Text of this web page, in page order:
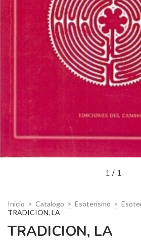
1 / 1
Inicio > Catalogo > Esoterismo >
TRADICION, LA
TRADICION, LA